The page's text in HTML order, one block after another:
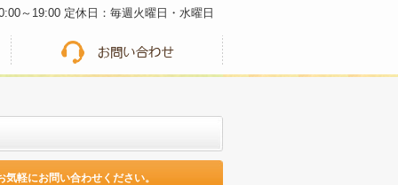
～19:00 定休日：毎週火曜日・水曜日
気軽にお問い合わせください。